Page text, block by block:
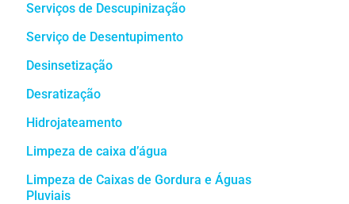
Serviços de Descupinização
Serviço de Desentupimento
Desinsetização
Desratização
Hidrojateamento
Limpeza de caixa d’água
Limpeza de Caixas de Gordura e Águas
Pluviais